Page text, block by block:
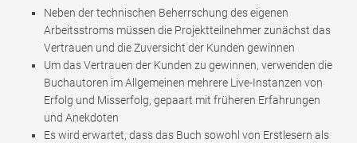
Neben der technischen Beherrschung des eigenen
Arbeitsstroms müssen die Projektteilnehmer zunächst das
Vertrauen und die Zuversicht der Kunden gewinnen
Um das Vertrauen der Kunden zu gewinnen, verwenden die
Buchautoren im Allgemeinen mehrere Live-Instanzen von
Erfolg und Misserfolg, gepaart mit früheren Erfahrungen
und Anekdoten
Es wird erwartet, dass das Buch sowohl von Erstlesern als